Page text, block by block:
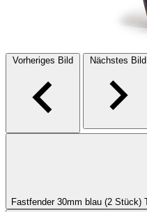
Vorheriges Bild Nächstes Bild